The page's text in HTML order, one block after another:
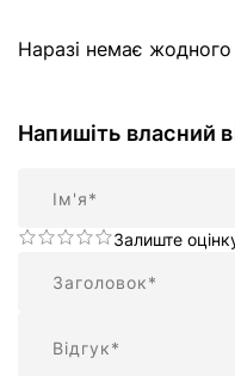
Наразі немає
Напишіть власний
Залиште